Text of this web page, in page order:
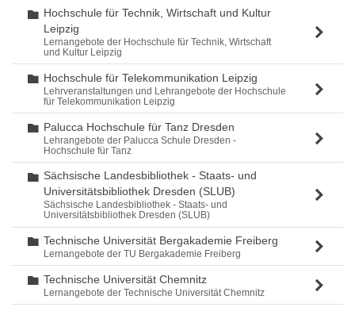
Ordner
Hochschule für Technik, Wirtschaft und Kultur
Leipzig
Lernangebote der Hochschule für Technik, Wirtschaft
und Kultur Leipzig
Ordner
Hochschule für Telekommunikation Leipzig
Lehrveranstaltungen und Lehrangebote der Hochschule
für Telekommunikation Leipzig
Ordner
Palucca Hochschule für Tanz Dresden
Lehrangebote der Palucca Schule Dresden -
Hochschule für Tanz
Ordner
Sächsische Landesbibliothek - Staats- und
Universitätsbibliothek Dresden (SLUB)
Sächsische Landesbibliothek - Staats- und
Universitätsbibliothek Dresden (SLUB)
Ordner
Technische Universität Bergakademie Freiberg
Lernangebote der TU Bergakademie Freiberg
Ordner
Technische Universität Chemnitz
Lernangebote der Technische Universität Chemnitz